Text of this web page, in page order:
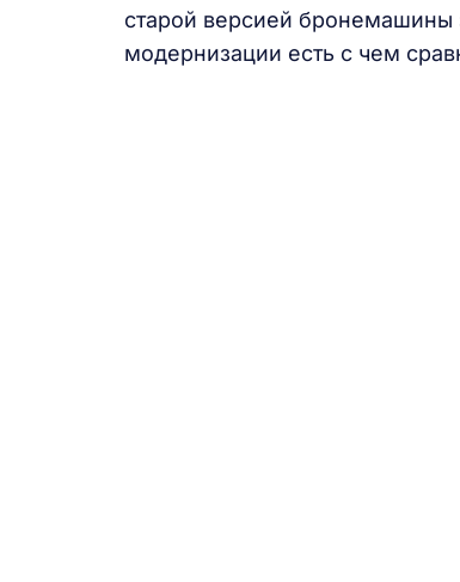
старой версией бронемашины
модернизации есть с чем